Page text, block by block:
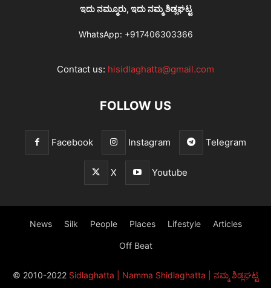
ಇದು ನಮ್ಮೂರು, ಇದು ನಮ್ಮ ಶಿಡ್ಲಘಟ್ಟ
WhatsApp: +917406303366
Contact us: hisidlaghatta@gmail.com
FOLLOW US
Facebook Instagram Telegram
X Youtube
News Silk People Places Lifestyle Articles
Off Beat
© 2010-2022 Sidlaghatta | Namma Shidlaghatta | ನಮ್ಮ ಶಿಡ್ಲಘಟ್ಟ